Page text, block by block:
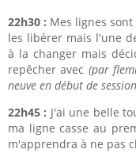
22h30 : Mes lignes
les libérer mais l'une
à la changer mais
repêcher avec (par
neuve en début de
22h45 : J'ai une belle
ma ligne casse au
m'apprendra à ne pas